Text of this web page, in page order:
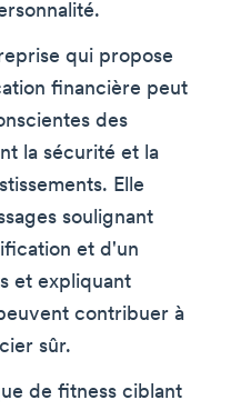
qui propose
financière peut
des
la sécurité et la
Elle
soulignant
et d'un
et expliquant
contribuer à
sûr.
de fitness ciblant